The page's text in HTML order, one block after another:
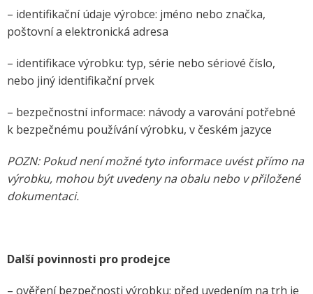
– identifikační údaje výrobce: jméno nebo značka,
poštovní a elektronická adresa
– identifikace výrobku: typ, série nebo sériové číslo,
nebo jiný identifikační prvek
– bezpečnostní informace: návody a varování potřebné
k bezpečnému používání výrobku, v českém jazyce
POZN: Pokud není možné tyto informace uvést přímo na
výrobku, mohou být uvedeny na obalu nebo v přiložené
dokumentaci.
Další povinnosti pro prodejce
– ověření bezpečnosti výrobku: před uvedením na trh je